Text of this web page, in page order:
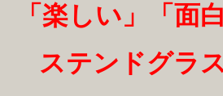
「楽しい」「面
ステンドグラ